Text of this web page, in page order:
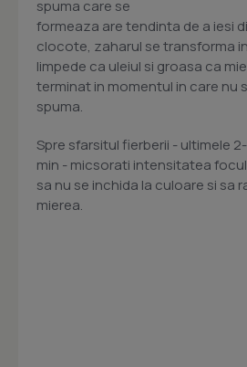
spuma care se
formeaza are tendinta de a iesi
clocote, zaharul se transforma
limpede ca uleiul si groasa ca
terminat in momentul in care nu
spuma.
Spre sfarsitul fierberii - ultimele
min - micsorati intensitatea
sa nu se inchida la culoare si sa
mierea.